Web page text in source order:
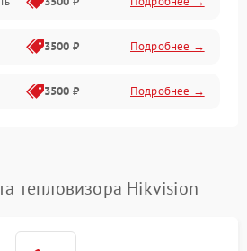
и интерфейсов
3500 ₽ Подробнее →
3500 ₽ Подробнее →
тепловизора Hikvision